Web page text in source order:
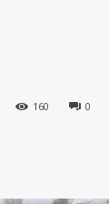
0
160